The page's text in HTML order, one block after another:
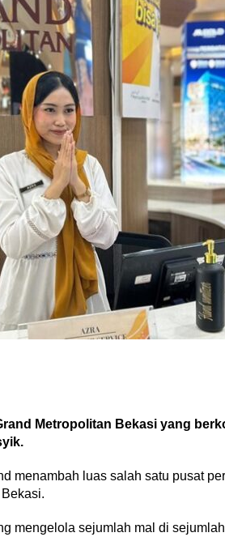
Metropolitan Bekasi yang
menambah luas salah satu pusat
mengelola sejumlah mal di